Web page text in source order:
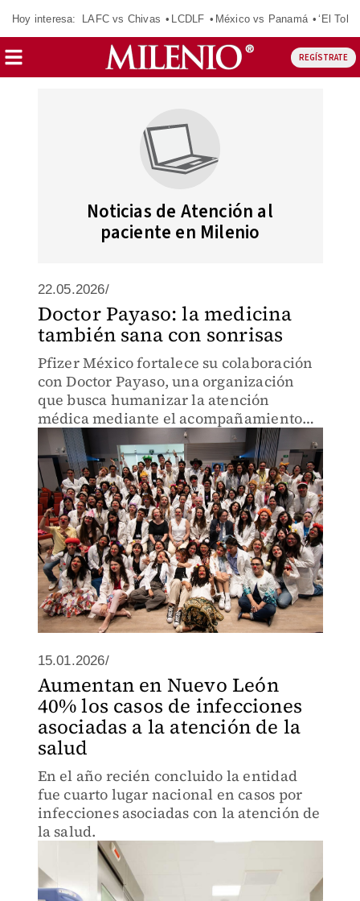
Hoy interesa: LAFC vs Chivas LCDLF México vs Panamá ‘El
REGÍSTRATE
Noticias de Atención al
paciente en Milenio
22.05.2026/
Doctor Payaso: la medicina
también sana con sonrisas
Pfizer México fortalece su colaboración
con Doctor Payaso, una organización
que busca humanizar la atención
médica mediante el acompañamiento
emocional, el arte clown y el apoyo
psicológico en hospitales y espacios
académicos
15.01.2026/
Aumentan en Nuevo León
40% los casos de infecciones
asociadas a la atención de la
salud
En el año recién concluido la entidad
fue cuarto lugar nacional en casos por
infecciones asociadas con la atención de
la salud.